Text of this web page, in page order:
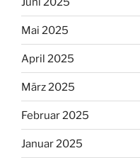
Mai 2025
April 2025
März 2025
Februar 2025
Januar 2025